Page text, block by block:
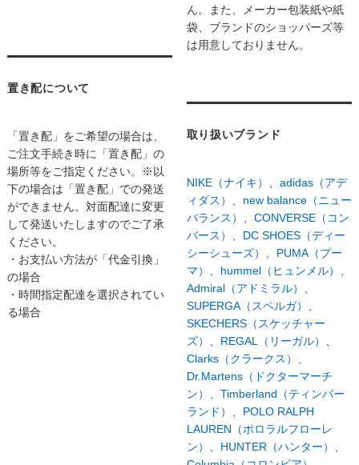
置き配について
「置き配」をご希望の場合は、
ご注文手続き時に「置き配」の
場所等をご指定ください。※以
下の場合は「置き配」での発送
ができません。対面配達に変更
して発送いたしますのでご了承
ください。
・お支払い方法が「代金引換」
の場合
・時間指定配達を選択されてい
る場合
ん。また、メーカー包装紙や紙
袋、ブランドのショッパーズ等
は用意しておりません。
取り扱いブランド
NIKE（ナイキ） 、 adidas（アデ
ィダス） 、 new balance（ニュー
バランス） 、 CONVERSE（コン
バース）、 DC SHOES（ディー
シーシューズ）、 PUMA（プー
マ）、 hummel（ヒュンメル）、
Admiral（アドミラル） 、
SUPERGA（スペルガ） 、
SKECHERS（スケッチャー
ズ） 、 REGAL（リーガル） 、
Clarks（クラークス）、
Dr.Martens（ドクターマーチ
ン）、 Timberland（ティンバー
ランド）、 POLO RALPH
LAUREN（ポロラルフローレ
ン）、 HUNTER（ハンター）、